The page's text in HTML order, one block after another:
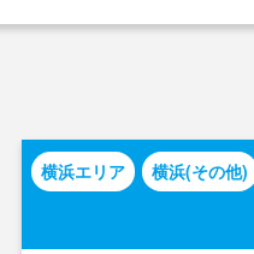
横浜エリア 横浜(その他)